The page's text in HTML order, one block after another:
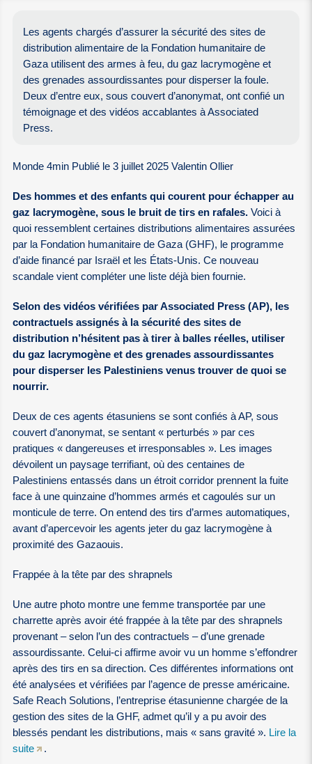
Les agents chargés d’assurer la sécurité des sites de
distribution alimentaire de la Fondation humanitaire de
Gaza utilisent des armes à feu, du gaz lacrymogène et
des grenades assourdissantes pour disperser la foule.
Deux d’entre eux, sous couvert d’anonymat, ont confié un
témoignage et des vidéos accablantes à Associated
Press.
Monde 4min Publié le 3 juillet 2025 Valentin Ollier
Des hommes et des enfants qui courent pour échapper au
gaz lacrymogène, sous le bruit de tirs en rafales. Voici à
quoi ressemblent certaines distributions alimentaires assurées
par la Fondation humanitaire de Gaza (GHF), le programme
d’aide financé par Israël et les États-Unis. Ce nouveau
scandale vient compléter une liste déjà bien fournie.
Selon des vidéos vérifiées par Associated Press (AP), les
contractuels assignés à la sécurité des sites de
distribution n’hésitent pas à tirer à balles réelles, utiliser
du gaz lacrymogène et des grenades assourdissantes
pour disperser les Palestiniens venus trouver de quoi se
nourrir.
Deux de ces agents étasuniens se sont confiés à AP, sous
couvert d’anonymat, se sentant « perturbés » par ces
pratiques « dangereuses et irresponsables ». Les images
dévoilent un paysage terrifiant, où des centaines de
Palestiniens entassés dans un étroit corridor prennent la fuite
face à une quinzaine d’hommes armés et cagoulés sur un
monticule de terre. On entend des tirs d’armes automatiques,
avant d’apercevoir les agents jeter du gaz lacrymogène à
proximité des Gazaouis.
Frappée à la tête par des shrapnels
Une autre photo montre une femme transportée par une
charrette après avoir été frappée à la tête par des shrapnels
provenant – selon l’un des contractuels – d’une grenade
assourdissante. Celui-ci affirme avoir vu un homme s’effondrer
après des tirs en sa direction. Ces différentes informations ont
été analysées et vérifiées par l’agence de presse américaine.
Safe Reach Solutions, l’entreprise étasunienne chargée de la
gestion des sites de la GHF, admet qu’il y a pu avoir des
blessés pendant les distributions, mais « sans gravité ». Lire la
suite
.